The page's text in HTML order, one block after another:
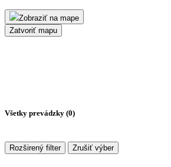
Zobraziť na mape
Zatvoriť mapu
Všetky prevádzky (0)
Rozširený filter Zrušiť výber